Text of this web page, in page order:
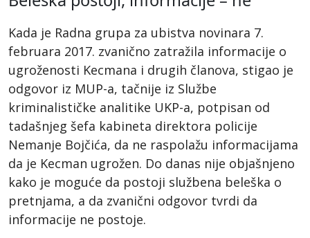
Kada je Radna grupa za ubistva novinara 7.
februara 2017. zvanično zatražila informacije o
ugroženosti Kecmana i drugih članova, stigao je
odgovor iz MUP-a, tačnije iz Službe
kriminalističke analitike UKP-a, potpisan od
tadašnjeg šefa kabineta direktora policije
Nemanje Bojčića, da ne raspolažu informacijama
da je Kecman ugrožen. Do danas nije objašnjeno
kako je moguće da postoji službena beleška o
pretnjama, a da zvanični odgovor tvrdi da
informacije ne postoje.